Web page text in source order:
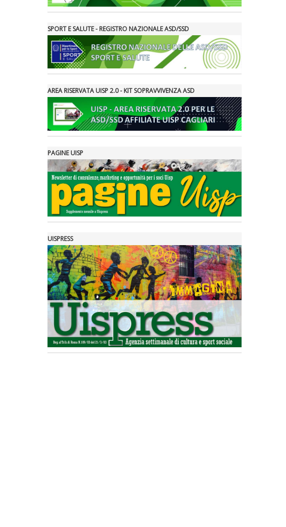
SPORT E SALUTE - REGISTRO NAZIONALE ASD/SSD
AREA RISERVATA UISP 2.0 - KIT SOPRAVVIVENZA ASD
PAGINE UISP
UISPRESS